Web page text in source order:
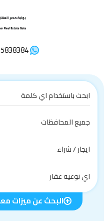
جميع المحافظات
ايجار / شراء
اي نوعيه عقار
البحث عن ميزات